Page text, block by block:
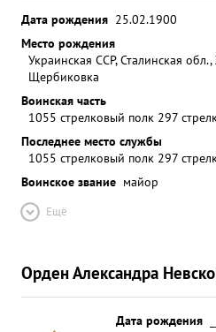
Дата рождения 25.02.1900
Место рождения
Украинская ССР, Сталинская
Щербиковка
Воинская часть
1055 стрелковый полк 297
Последнее место службы
1055 стрелковый полк 297
Воинское звание майор
Ещё
Орден Александра
Дата рождения